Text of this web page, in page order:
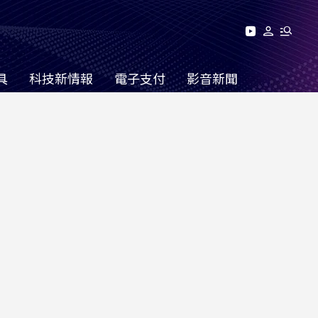
科技新情報 電子支付 影音新聞